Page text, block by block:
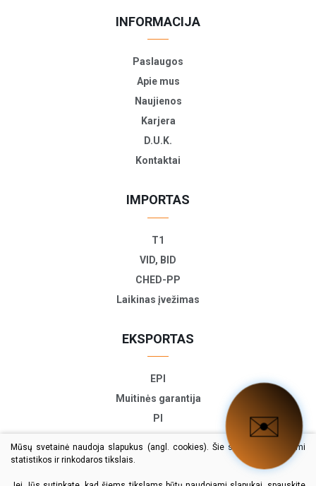
INFORMACIJA
Paslaugos
Apie mus
Naujienos
Karjera
D.U.K.
Kontaktai
IMPORTAS
T1
VID, BID
CHED-PP
Laikinas įvežimas
EKSPORTAS
EPI
Muitinės garantija
PI
Mūsų svetainė naudoja slapukus (angl. cookies). Šie slapukai naudojami
statistikos ir rinkodaros tikslais.
📬